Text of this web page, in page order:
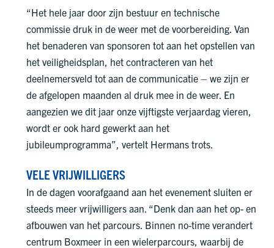
“Het hele jaar door zijn bestuur en technische
commissie druk in de weer met de voorbereiding. Van
het benaderen van sponsoren tot aan het opstellen van
het veiligheidsplan, het contracteren van het
deelnemersveld tot aan de communicatie – we zijn er
de afgelopen maanden al druk mee in de weer. En
aangezien we dit jaar onze vijftigste verjaardag vieren,
wordt er ook hard gewerkt aan het
jubileumprogramma”, vertelt Hermans trots.
VELE VRIJWILLIGERS
In de dagen voorafgaand aan het evenement sluiten er
steeds meer vrijwilligers aan. “Denk dan aan het op- en
afbouwen van het parcours. Binnen no-time verandert
centrum Boxmeer in een wielerparcours, waarbij de